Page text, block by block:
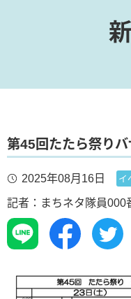
第45回たたら祭り
2025年08月16日 イ
記者：まちネタ隊員000